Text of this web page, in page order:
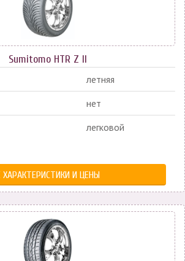
Sumitomo HTR Z II
летняя
нет
легковой
ХАРАКТЕРИСТИКИ И ЦЕНЫ